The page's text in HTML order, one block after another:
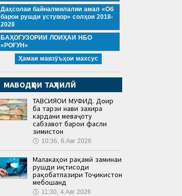
Даҳсолаи байналмилалии амал «Об
барои рушди устувор» солҳои 2018-
2028
БАҲОГУЗОРИИ ЛОИҲАИ НБО
«РОҒУН»
Ҳамаи мавзӯъҳои махсус
МАВОДҲОИ ТАҲЛИЛӢ
ТАВСИЯҲОИ МУФИД. Доир
ба тарзи нави захира
кардани меваҷоту
сабзавот барои фасли
зимистон
🕔 10:36, 6.Авг 2026
Малакаҳои рақамӣ заминаи
рушди иқтисоди
рақобатпазири Тоҷикистон
мебошанд
🕔 11:30, 4.Авг 2026